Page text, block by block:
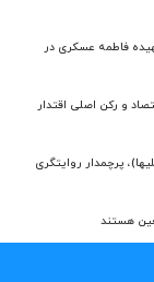
فاطمه عسکری در
و رکن اصلی اقتدار
پرچمدار روایتگری
هستند